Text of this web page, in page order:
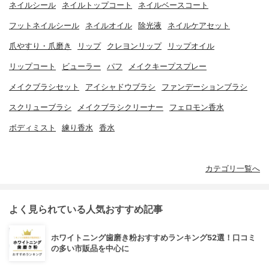
ネイルシール ネイルトップコート ネイルベースコート
フットネイルシール ネイルオイル 除光液 ネイルケアセット
爪やすり・爪磨き リップ クレヨンリップ リップオイル
リップコート ビューラー パフ メイクキープスプレー
メイクブラシセット アイシャドウブラシ ファンデーションブラシ
スクリューブラシ メイクブラシクリーナー フェロモン香水
ボディミスト 練り香水 香水
カテゴリ一覧へ
よく見られている人気おすすめ記事
ホワイトニング歯磨き粉おすすめランキング52選！口コミ
の多い市販品を中心に